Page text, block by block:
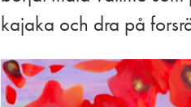
kajaka och dra på